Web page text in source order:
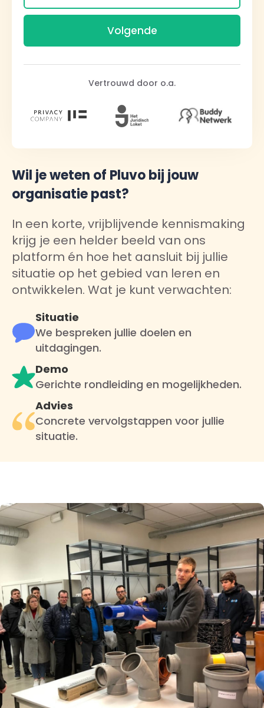
Vertrouwd door o.a.
Wil je weten of Pluvo bij jouw
organisatie past?
In een korte, vrijblijvende kennismaking
krijg je een helder beeld van ons
platform én hoe het aansluit bij jullie
situatie op het gebied van leren en
ontwikkelen. Wat je kunt verwachten:
Situatie
We bespreken jullie doelen en
uitdagingen.
Demo
Gerichte rondleiding en mogelijkheden.
Advies
Concrete vervolgstappen voor jullie
situatie.